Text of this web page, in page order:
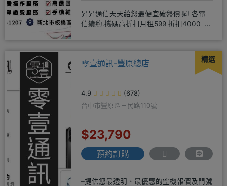
昇昇通信天天給您最便宜破盤價喔! 各電
信續約.攜碼高折扣月租599 折扣4000 月
精選
零壹通訊-豐原總店
4.9
(678)
台中市豐原區三民路110號
$23,790
預約訂購
–提供您最透明、最優惠的空機報價及門號